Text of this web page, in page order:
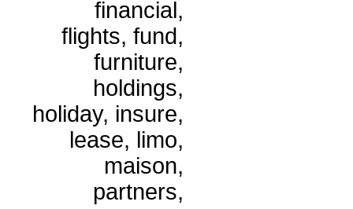
financial,
flights, fund,
furniture,
holdings,
holiday, insure,
lease, limo,
maison,
partners,